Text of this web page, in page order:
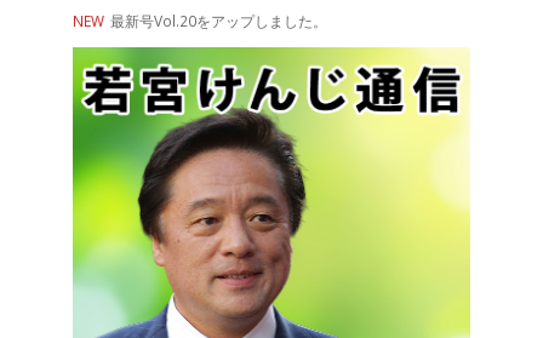
NEW 最新号Vol.20をアップしました。